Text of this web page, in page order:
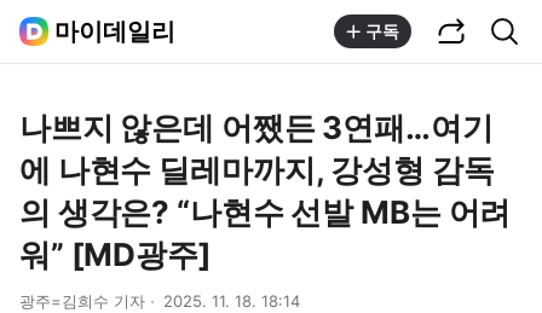
마이데일리 구독
나쁘지 않은데 어쨌든 3연패…여기
에 나현수 딜레마까지, 강성형 감독
의 생각은? “나현수 선발 MB는 어려
워” [MD광주]
광주=김희수 기자 2025. 11. 18. 18:14